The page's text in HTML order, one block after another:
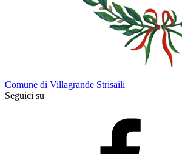
Comune di Villagrande Strisaili
Seguici su